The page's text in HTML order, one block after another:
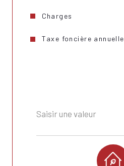
Charges
Taxe foncière annuelle
Saisir une valeur